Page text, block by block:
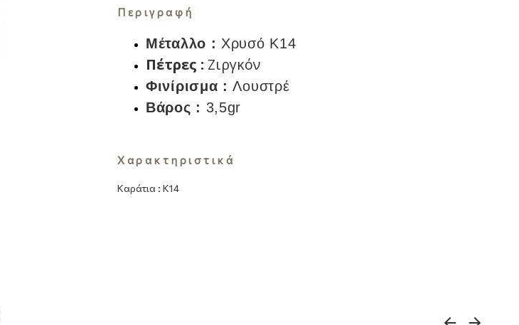
Περιγραφή
Μέταλλο : Χρυσό Κ14
Πέτρες : Ζιργκόν
Φινίρισμα : Λουστρέ
Βάρος : 3,5gr
Χαρακτηριστικά
Καράτια : Κ14